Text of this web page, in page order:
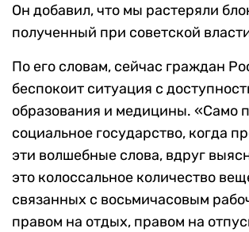
Он добавил, что мы растеряли
полученный при советской
По его словам, сейчас граждан
беспокоит ситуация с
образования и медицины. «Само
социальное государство, когда
эти волшебные слова, вдруг
это колоссальное количество
связанных с восьмичасовым
правом на отдых, правом на